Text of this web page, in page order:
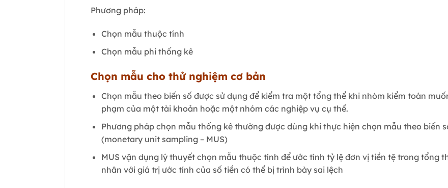
Phương pháp:
Chọn mẫu thuộc tính
Chọn mẫu phi thống kê
Chọn mẫu cho thử nghiệm cơ bản
Chọn mẫu theo biến số được sử dụng để kiểm tra một tổng thể khi nhóm kiểm toán
phạm của một tài khoản hoặc một nhóm các nghiệp vụ cụ thể.
Phương pháp chọn mẫu thống kê thường được dùng khi thực hiện chọn mẫu theo biến
(monetary unit sampling – MUS)
MUS vận dụng lý thuyết chọn mẫu thuộc tính để ước tính tỷ lệ đơn vị tiền tệ trong tổng
nhân với giá trị ước tính của số tiền có thể bị trình bày sai lệch